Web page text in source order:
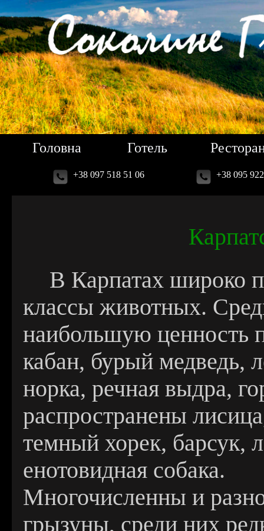
Головна Готель
+38 097 518 51 06 +38 095
В Карпатах широко
классы животных.
наибольшую ценность
кабан, бурый медведь,
норка, речная выдра,
распространены
темный хорек, барсук,
енотовидная собака.
Многочисленны и
грызуны, среди них